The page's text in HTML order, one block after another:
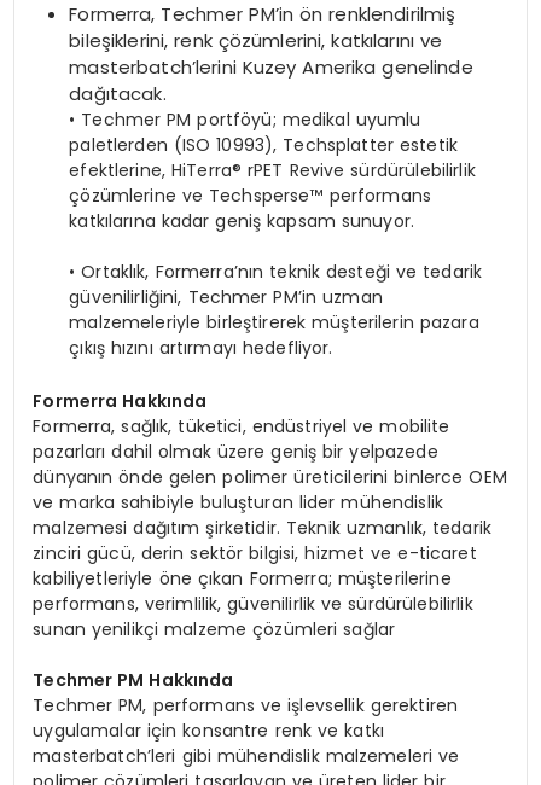
Formerra, Techmer PM’in ön renklendirilmiş
bileşiklerini, renk çözümlerini, katkılarını ve
masterbatch’lerini Kuzey Amerika genelinde
dağıtacak.
• Techmer PM portföyü; medikal uyumlu
paletlerden (ISO 10993), Techsplatter estetik
efektlerine, HiTerra® rPET Revive sürdürülebilirlik
çözümlerine ve Techsperse™ performans
katkılarına kadar geniş kapsam sunuyor.
• Ortaklık, Formerra’nın teknik desteği ve tedarik
güvenilirliğini, Techmer PM’in uzman
malzemeleriyle birleştirerek müşterilerin pazara
çıkış hızını artırmayı hedefliyor.
Formerra Hakkında
Formerra, sağlık, tüketici, endüstriyel ve mobilite
pazarları dahil olmak üzere geniş bir yelpazede
dünyanın önde gelen polimer üreticilerini binlerce OEM
ve marka sahibiyle buluşturan lider mühendislik
malzemesi dağıtım şirketidir. Teknik uzmanlık, tedarik
zinciri gücü, derin sektör bilgisi, hizmet ve e-ticaret
kabiliyetleriyle öne çıkan Formerra; müşterilerine
performans, verimlilik, güvenilirlik ve sürdürülebilirlik
sunan yenilikçi malzeme çözümleri sağlar
Techmer PM Hakkında
Techmer PM, performans ve işlevsellik gerektiren
uygulamalar için konsantre renk ve katkı
masterbatch’leri gibi mühendislik malzemeleri ve